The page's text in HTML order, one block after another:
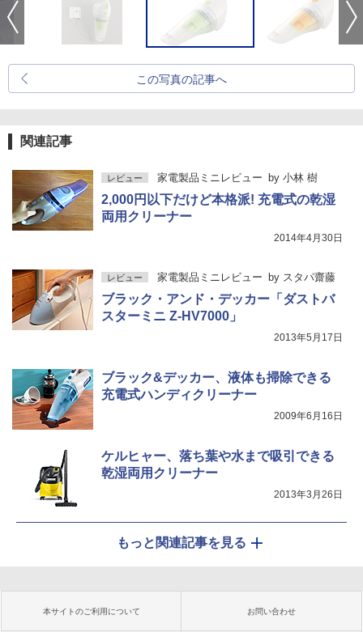
この写真の記事へ
関連記事
レビュー 家電製品ミニレビュー by 小林 樹
2,000円以下だけど本格派! 充電式の乾湿
両用クリーナー
2014年4月30日
レビュー 家電製品ミニレビュー by スタパ齋藤
ブラック・アンド・デッカー「ダストバ
スターミニ Z-HV7000」
2013年5月17日
ブラック&デッカー、液体も掃除できる
充電式ハンディクリーナー
2009年6月16日
ケルヒャー、落ち葉や水まで吸引できる
乾湿両用クリーナー
2013年3月26日
もっと関連記事を見る
本サイトのご利用について お問い合わせ